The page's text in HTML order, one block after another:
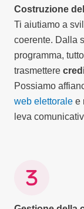
Costruzione
Ti aiutiamo a
coerente. Dalla
programma,
trasmettere
Possiamo
web elettorale e
leva